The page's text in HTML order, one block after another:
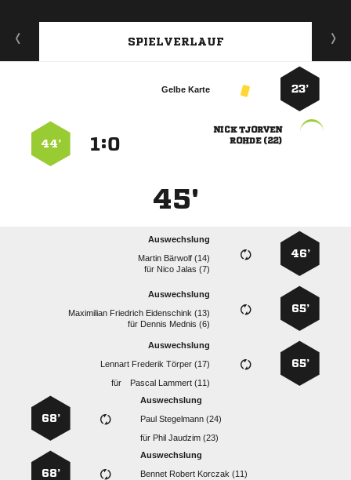
SPIELVERLAUF
23’
Gelbe Karte
 
 
:
44’
45'
46’
Auswechslung
  
für   
65’
Auswechslung
   
für   
65’
Auswechslung
   
für
  
Auswechslung
  
für   
68’
Auswechslung
   
68’